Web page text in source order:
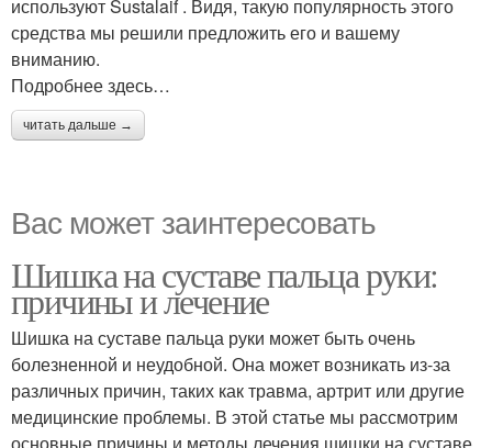
используют Sustalaif . Видя, такую популярность этого
средства мы решили предложить его и вашему
вниманию.
Подробнее здесь…
читать дальше →
Вас может заинтересовать
Шишка на суставе пальца руки:
причины и лечение
Шишка на суставе пальца руки может быть очень
болезненной и неудобной. Она может возникать из-за
различных причин, таких как травма, артрит или другие
медицинские проблемы. В этой статье мы рассмотрим